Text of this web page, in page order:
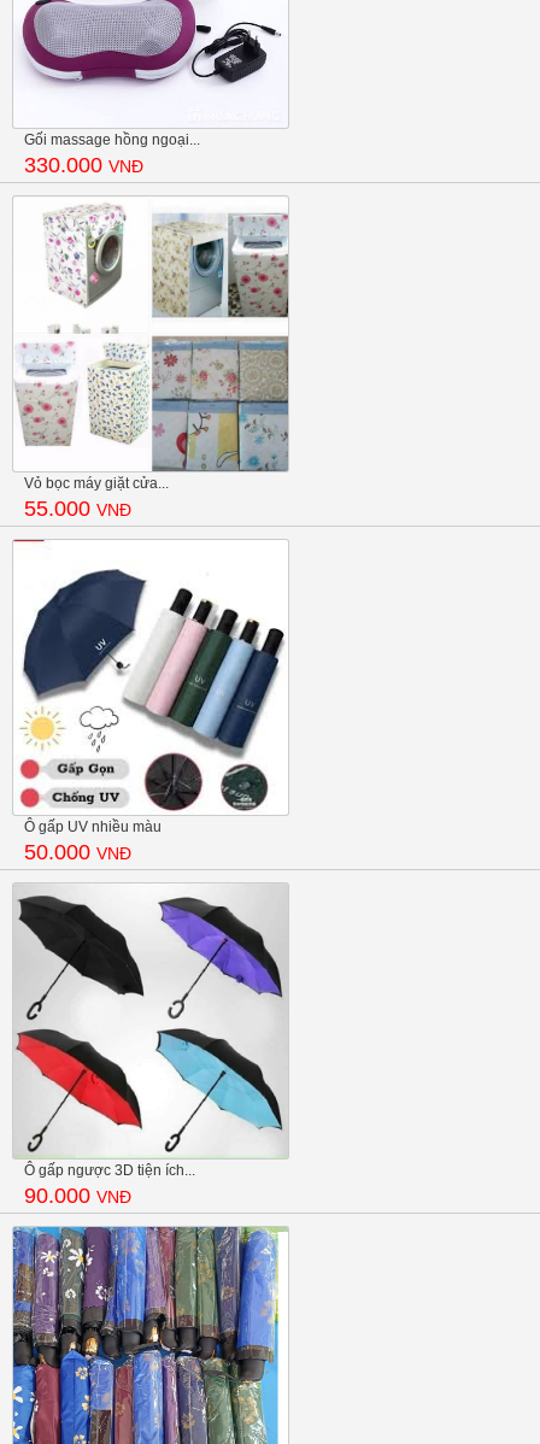
Gối massage hồng ngoại...
330.000 VNĐ
Vỏ bọc máy giặt cửa...
55.000 VNĐ
Ô gấp UV nhiều màu
50.000 VNĐ
Ô gấp ngược 3D tiện ích...
90.000 VNĐ